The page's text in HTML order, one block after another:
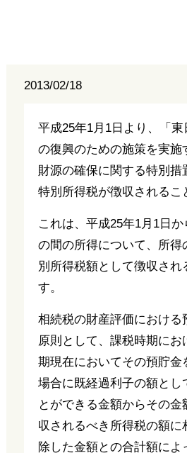
2013/02/18
平成25年1月1日より、「
の復興のための施策を実施
財源の確保に関する特別措
特別所得税が徴収されるこ
これは、平成25年1月1日
の間の所得について、所得
別所得税額として徴収され
す。
相続税の財産評価における
原則として、課税時期にお
期現在においてその預貯金
場合に既経過利子の額とし
とができる金額からその
収されるべき所得税の額に
除した金額との合計額によ